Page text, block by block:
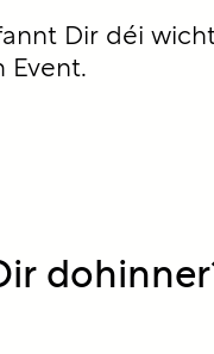
Dir déi
Event.